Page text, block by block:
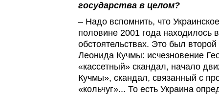
государства в целом?
– Надо вспомнить, что
половине 2001 года находилось
обстоятельствах. Это был второй
Леонида Кучмы: исчезновение
«кассетный» скандал, начало
Кучмы», скандал, связанный с
«кольчуг»... То есть Украина